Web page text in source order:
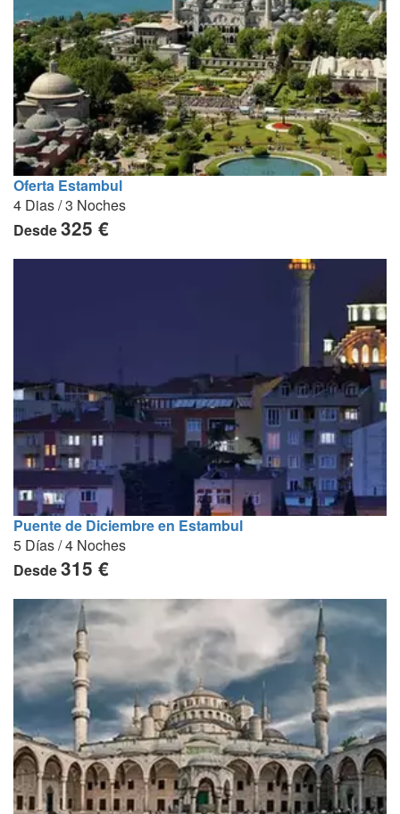
Oferta Estambul
4 Dias / 3 Noches
Desde325 €
Puente de Diciembre en Estambul
5 Días / 4 Noches
Desde315 €